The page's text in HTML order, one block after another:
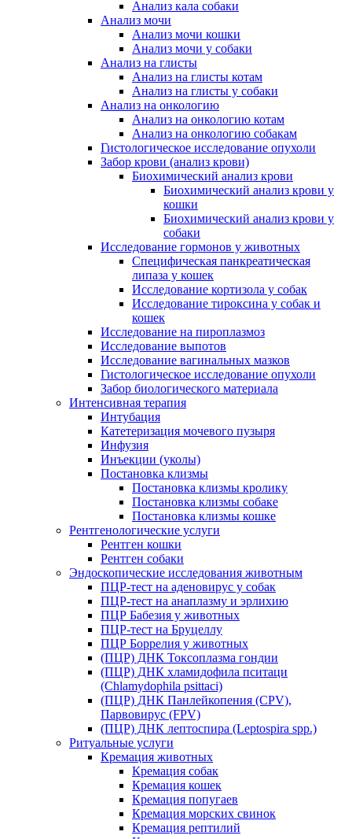
Анализ кала собаки
Анализ мочи
Анализ мочи кошки
Анализ мочи у собаки
Анализ на глисты
Анализ на глисты котам
Анализ на глисты у собаки
Анализ на онкологию
Анализ на онкологию котам
Анализ на онкологию собакам
Гистологическое исследование опухоли
Забор крови (анализ крови)
Биохимический анализ крови
Биохимический анализ крови у
кошки
Биохимический анализ крови у
собаки
Исследование гормонов у животных
Специфическая панкреатическая
липаза у кошек
Исследование кортизола у собак
Исследование тироксина у собак и
кошек
Исследование на пироплазмоз
Исследование выпотов
Исследование вагинальных мазков
Гистологическое исследование опухоли
Забор биологического материала
Интенсивная терапия
Интубация
Катетеризация мочевого пузыря
Инфузия
Инъекции (уколы)
Постановка клизмы
Постановка клизмы кролику
Постановка клизмы собаке
Постановка клизмы кошке
Рентгенологические услуги
Рентген кошки
Рентген собаки
Эндоскопические исследования животным
ПЦР-тест на аденовирус у собак
ПЦР-тест на анаплазму и эрлихию
ПЦР Бабезия у животных
ПЦР-тест на Бруцеллу
ПЦР Боррелия у животных
(ПЦР) ДНК Токсоплазма гондии
(ПЦР) ДНК хламидофила пситаци
(Chlamydophila psittaci)
(ПЦР) ДНК Панлейкопения (CPV),
Парвовирус (FPV)
(ПЦР) ДНК лептоспира (Leptospira spp.)
Ритуальные услуги
Кремация животных
Кремация собак
Кремация кошек
Кремация попугаев
Кремация морских свинок
Кремация рептилий